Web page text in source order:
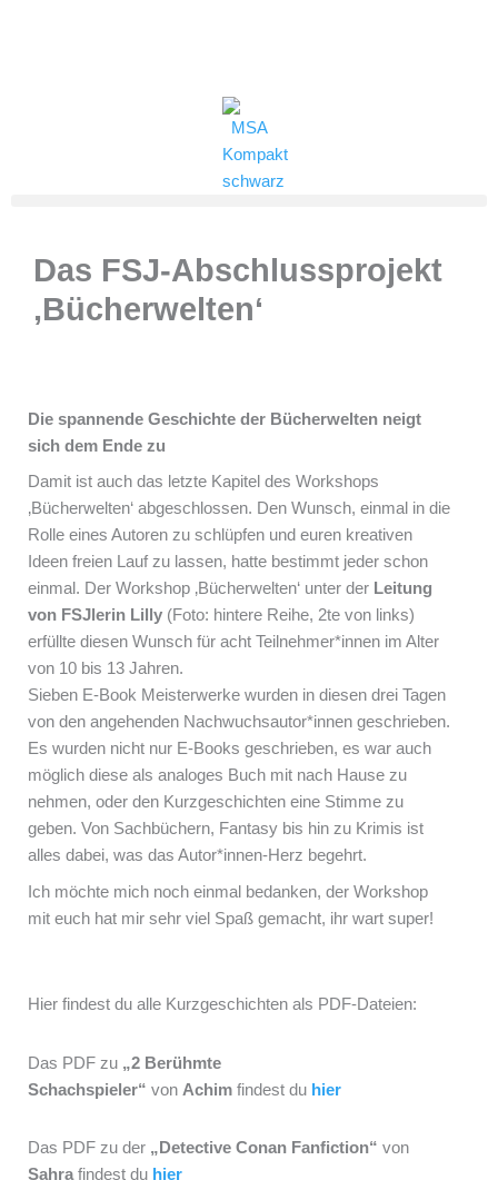
Das FSJ-Abschlussprojekt
‚Bücherwelten‘
Die spannende Geschichte der Bücherwelten neigt
sich dem Ende zu
Damit ist auch das letzte Kapitel des Workshops
‚Bücherwelten‘ abgeschlossen. Den Wunsch, einmal in die
Rolle eines Autoren zu schlüpfen und euren kreativen
Ideen freien Lauf zu lassen, hatte bestimmt jeder schon
einmal. Der Workshop ‚Bücherwelten‘ unter der Leitung
von FSJlerin Lilly (Foto: hintere Reihe, 2te von links)
erfüllte diesen Wunsch für acht Teilnehmer*innen im Alter
von 10 bis 13 Jahren.
Sieben E-Book Meisterwerke wurden in diesen drei Tagen
von den angehenden Nachwuchsautor*innen geschrieben.
Es wurden nicht nur E-Books geschrieben, es war auch
möglich diese als analoges Buch mit nach Hause zu
nehmen, oder den Kurzgeschichten eine Stimme zu
geben. Von Sachbüchern, Fantasy bis hin zu Krimis ist
alles dabei, was das Autor*innen-Herz begehrt.
Ich möchte mich noch einmal bedanken, der Workshop
mit euch hat mir sehr viel Spaß gemacht, ihr wart super!
Hier findest du alle Kurzgeschichten als PDF-Dateien:
Das PDF zu „2 Berühmte
Schachspieler“ von Achim findest du hier
Das PDF zu der „ Detective Conan Fanfiction“ von
Sahrafindest du hier